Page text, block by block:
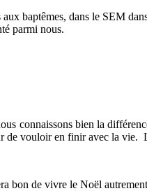
baptêmes, dans le SEM
parmi nous.
bien la
de vouloir en finir avec la
bon de vivre le Noël